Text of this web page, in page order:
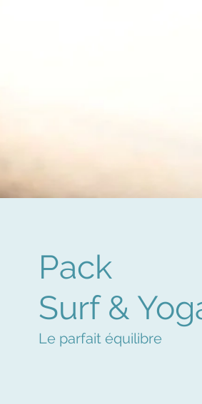
Pack
Surf &
Le parfait équilibre